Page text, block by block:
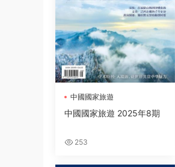
中國國家旅遊
中國國家旅遊 2025年8期
253